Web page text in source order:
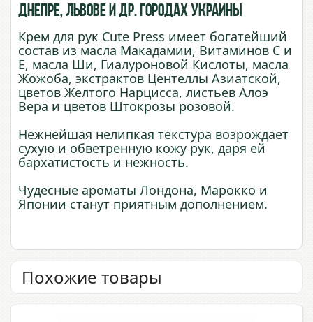
Днепре, Львове и др. городах Украины
Крем для рук Cute Press имеет богатейший
состав из масла Макадамии, Витаминов С и
Е, масла Ши, Гиалуроновой Кислоты, масла
Жожоба, экстрактов Центеллы Азиатской,
цветов Желтого Нарцисса, листьев Алоэ
Вера и цветов Штокрозы розовой.
Нежнейшая нелипкая текстура возрождает
сухую и обветренную кожу рук, даря ей
бархатистость и нежность.
Чудесные ароматы Лондона, Марокко и
Японии станут приятным дополнением.
Похожие товары